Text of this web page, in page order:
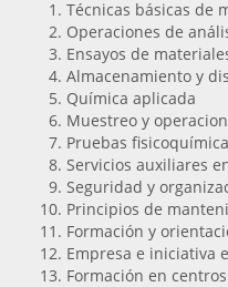
Técnicas básicas de
Operaciones de
Ensayos de
Almacenamiento y
Química aplicada
Muestreo y
Pruebas
Servicios auxiliares
Seguridad y
Principios de
Formación y
Empresa e iniciativa
Formación en